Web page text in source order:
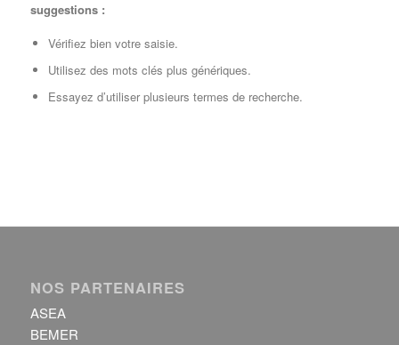
suggestions :
Vérifiez bien votre saisie.
Utilisez des mots clés plus génériques.
Essayez d’utiliser plusieurs termes de recherche.
NOS PARTENAIRES
ASEA
BEMER